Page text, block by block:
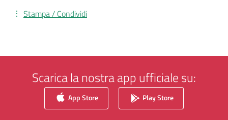
Stampa / Condividi
Scarica la nostra app ufficiale su:
App Store Play Store